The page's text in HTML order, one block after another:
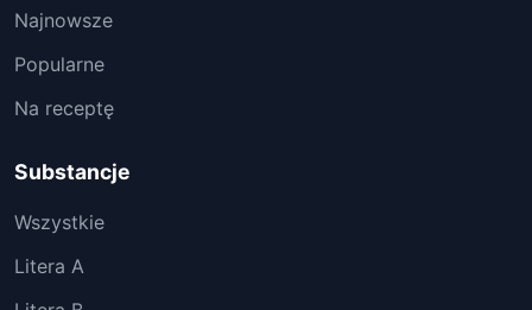
Najnowsze
Popularne
Na receptę
Substancje
Wszystkie
Litera A